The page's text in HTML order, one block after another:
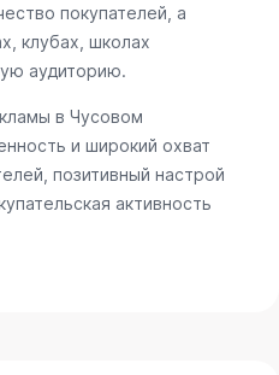
покупателей, а
клубах, школах
аудиторию.
в Чусовом
и широкий охват
позитивный настрой
активность